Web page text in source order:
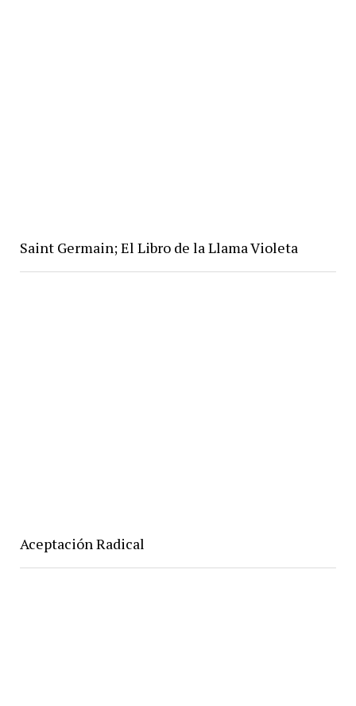
Saint Germain; El Libro de la Llama Violeta
Aceptación Radical